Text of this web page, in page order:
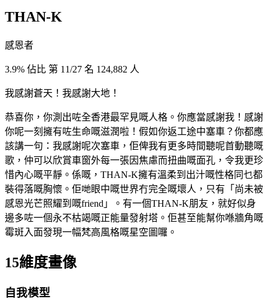
THAN-K
感恩者
3.9% 佔比 第 11/27 名 124,882 人
我感謝蒼天！我感謝大地！
恭喜你，你測出咗全香港最罕見嘅人格。你應當感謝我！感謝
你呢一刻擁有咗生命嘅滋潤啦！假如你返工途中塞車？你都應
該講一句：我感謝呢次塞車，佢俾我有更多時間聽呢首動聽嘅
歌，仲可以欣賞車窗外每一張因焦慮而扭曲嘅面孔，令我更珍
惜內心嘅平靜。係嘅，THAN-K擁有溫柔到出汁嘅性格同乜都
裝得落嘅胸懷。佢哋眼中嘅世界冇完全嘅壞人，只有「尚未被
感恩光芒照耀到嘅friend」。有一個THAN-K朋友，就好似身
邊多咗一個永不枯竭嘅正能量發射塔。佢甚至能幫你喺牆角嘅
霉斑入面發現一幅梵高風格嘅星空圖囉。
15維度畫像
自我模型